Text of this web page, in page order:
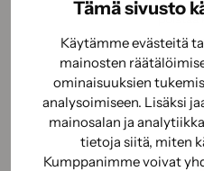
Tämä sivusto
Käytämme evästeitä
mainosten
ominaisuuksien
analysoimiseen. Lisäksi
mainosalan ja
tietoja siitä, miten
Kumppanimme voivat
poistaa